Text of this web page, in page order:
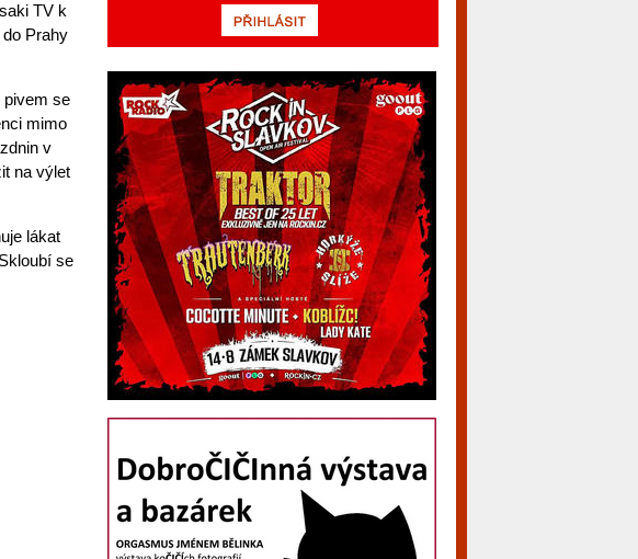
TV k
Prahy
pivem se
mimo
v
na výlet
lákat
se